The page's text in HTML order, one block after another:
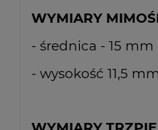
WYMIARY
- średnica - 15 mm
- wysokość 11,5 mm